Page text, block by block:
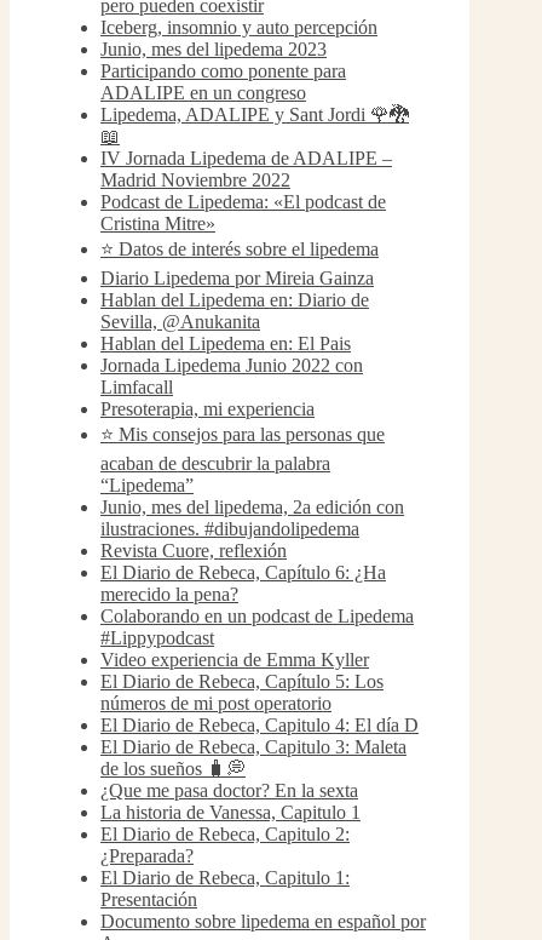
pero pueden coexistir
Iceberg, insomnio y auto percepción
Junio, mes del lipedema 2023
Participando como ponente para
ADALIPE en un congreso
Lipedema, ADALIPE y Sant Jordi 🌹🐉
📖
IV Jornada Lipedema de ADALIPE –
Madrid Noviembre 2022
Podcast de Lipedema: «El podcast de
Cristina Mitre»
⭐️ Datos de interés sobre el lipedema
Diario Lipedema por Mireia Gainza
Hablan del Lipedema en: Diario de
Sevilla, @Anukanita
Hablan del Lipedema en: El Pais
Jornada Lipedema Junio 2022 con
Limfacall
Presoterapia, mi experiencia
⭐️ Mis consejos para las personas que
acaban de descubrir la palabra
“Lipedema”
Junio, mes del lipedema, 2a edición con
ilustraciones. #dibujandolipedema
Revista Cuore, reflexión
El Diario de Rebeca, Capítulo 6: ¿Ha
merecido la pena?
Colaborando en un podcast de Lipedema
#Lippypodcast
Video experiencia de Emma Kyller
El Diario de Rebeca, Capítulo 5: Los
números de mi post operatorio
El Diario de Rebeca, Capitulo 4: El día D
El Diario de Rebeca, Capitulo 3: Maleta
de los sueños 🧳💭
¿Que me pasa doctor? En la sexta
La historia de Vanessa, Capitulo 1
El Diario de Rebeca, Capitulo 2:
¿Preparada?
El Diario de Rebeca, Capitulo 1:
Presentación
Documento sobre lipedema en español por